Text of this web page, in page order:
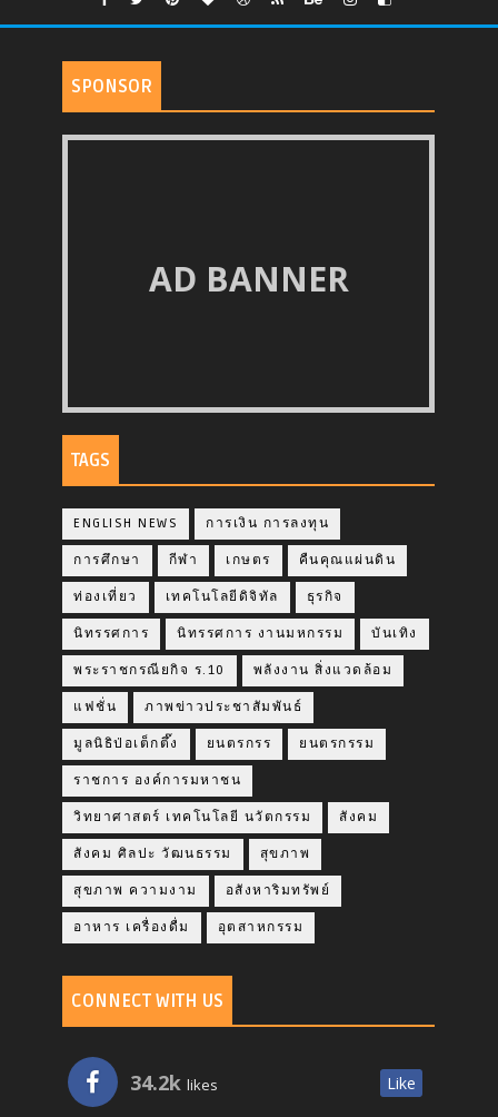
SPONSOR
AD BANNER
TAGS
ENGLISH NEWS การเงิน การลงทุน
การศึกษา กีฬา เกษตร คืนคุณแผ่นดิน
ท่องเที่ยว เทคโนโลยีดิจิทัล ธุรกิจ
นิทรรศการ นิทรรศการ งานมหกรรม บันเทิง
พระราชกรณียกิจ ร.10 พลังงาน สิ่งแวดล้อม
แฟชั่น ภาพข่าวประชาสัมพันธ์
มูลนิธิป่อเต็กตึ๊ง ยนตรกรร ยนตรกรรม
ราชการ องค์การมหาชน
วิทยาศาสตร์ เทคโนโลยี นวัตกรรม สังคม
สังคม ศิลปะ วัฒนธรรม สุขภาพ
สุขภาพ ความงาม อสังหาริมทรัพย์
อาหาร เครื่องดื่ม อุตสาหกรรม
CONNECT WITH US
34.2k likes Like